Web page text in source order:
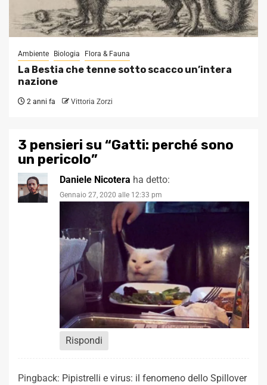
Ambiente Biologia Flora & Fauna
La Bestia che tenne sotto scacco un’intera
nazione
2 anni fa Vittoria Zorzi
3 pensieri su “Gatti: perché sono
un pericolo”
Daniele Nicotera ha detto:
Gennaio 27, 2020 alle 12:33 pm
Rispondi
Pingback: Pipistrelli e virus: il fenomeno dello Spillover